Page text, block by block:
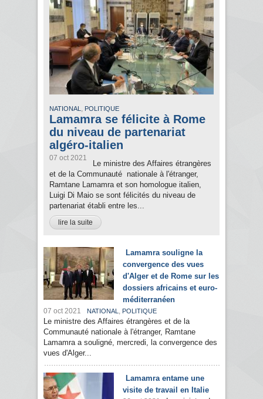
NATIONAL , POLITIQUE
Lamamra se félicite à Rome
du niveau de partenariat
algéro-italien
07 oct 2021
Le ministre des Affaires étrangères
et de la Communauté nationale à l'étranger,
Ramtane Lamamra et son homologue italien,
Luigi Di Maio se sont félicités du niveau de
partenariat établi entre les...
lire la suite
Lamamra souligne la
convergence des vues
d'Alger et de Rome sur les
dossiers africains et euro-
méditerranéen
07 oct 2021 NATIONAL , POLITIQUE
Le ministre des Affaires étrangères et de la
Communauté nationale à l'étranger, Ramtane
Lamamra a souligné, mercredi, la convergence des
vues d'Alger...
Lamamra entame une
visite de travail en Italie